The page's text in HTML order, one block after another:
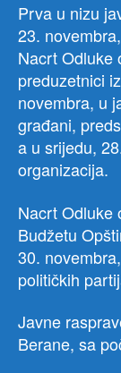
Prva u nizu
23.
Nacrt Odluke
preduzetnici
novembra, u
građani,
a u srijedu,
organizacija.
Nacrt Odluke
Budžetu
30.
političkih
Javne
Berane, sa